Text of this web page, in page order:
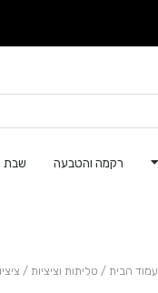
רקמה והטבעה שבת
עמוד הבית / טליתות וציציות /